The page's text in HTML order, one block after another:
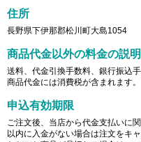
住所
長野県下伊那郡松川町大島1054
商品代金以外の料金の説明
送料、代金引換手数料、銀行振込
商品代金には消費税が含まれます。
申込有効期限
ご注文後、当店から代金支払いに
以内に入金がない場合は注文をキ